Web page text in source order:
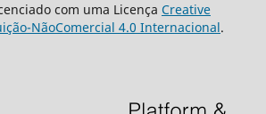
com uma Licença Creative
NãoComercial 4.0 Internacional.